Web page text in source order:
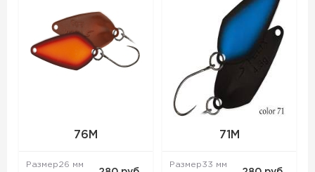
76M
Размер26 мм
71M
Размер33 мм